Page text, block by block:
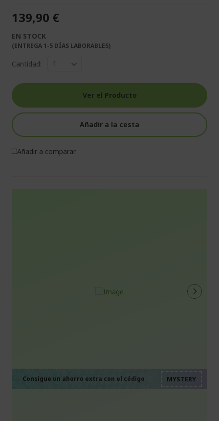
139,90 €
EN STOCK
(ENTREGA 1-5 DÍAS LABORABLES)
Cantidad:
Ver el Producto
Añadir a la cesta
Añadir a comparar
Consigue un ahorro extra con el código